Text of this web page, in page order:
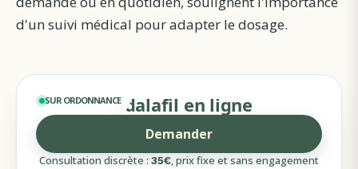
d'un suivi médical pour adapter le dosage.
SUR ORDONNANCETadalafil en ligne
Demander
Consultation discrète : 35€, prix fixe et sans engagement